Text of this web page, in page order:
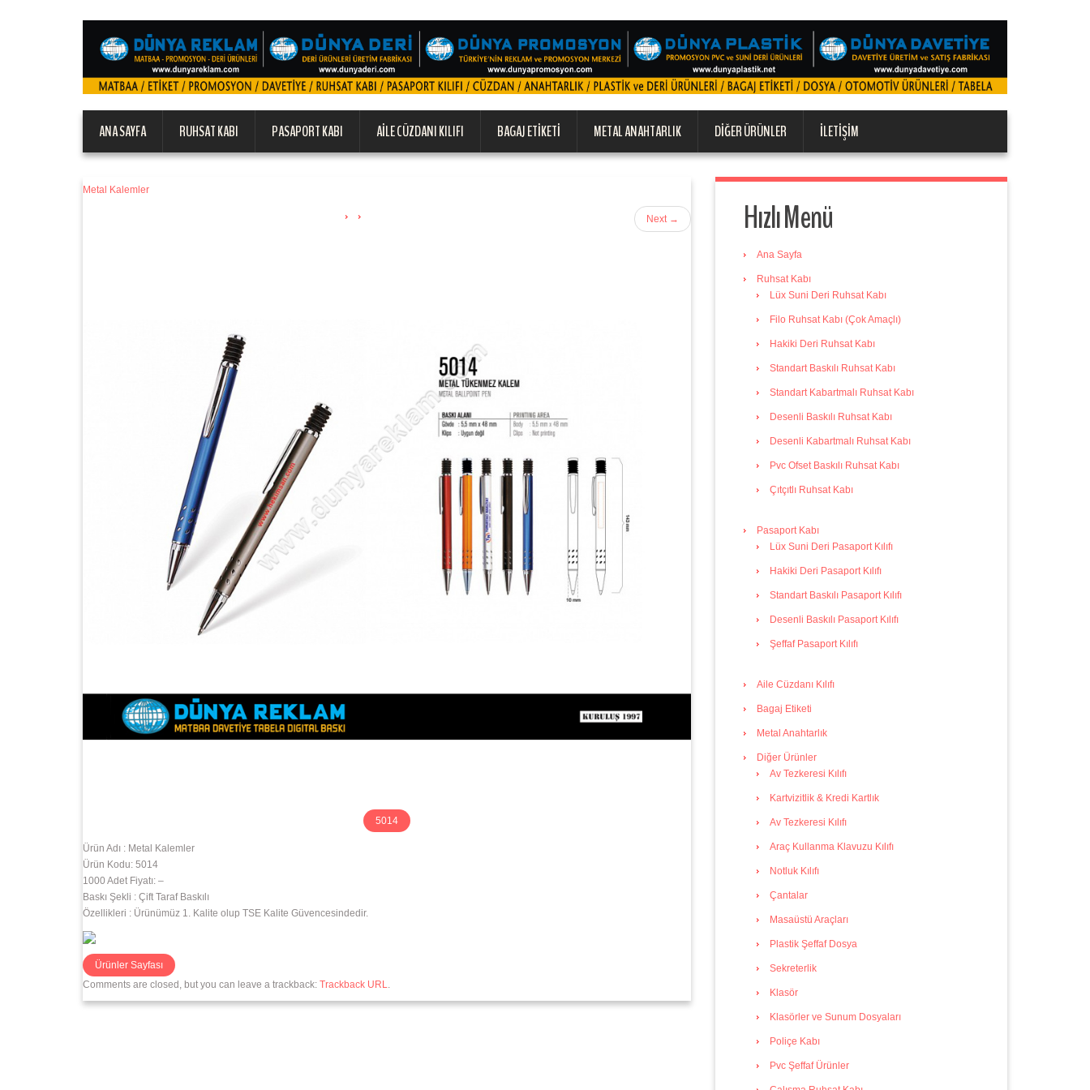
ANA SAYFA RUHSAT KABI PASAPORT KABI AILE CÜZDANI KILIFI BAGAJ ETIKETI METAL ANAHTARLIK DIĞER ÜRÜNLER İLETIŞIM
Metal Kalemler
Next →
Ürün Adı : Metal Kalemler
Ürün Kodu: 5014
1000 Adet Fiyatı: –
Baskı Şekli : Çift Taraf Baskılı
Özellikleri : Ürünümüz 1. Kalite olup TSE Kalite Güvencesindedir.
Comments are closed, but you can leave a trackback: Trackback URL
Hızlı Menü
Ana Sayfa
Ruhsat Kabı
Lüx Suni Deri Ruhsat Kabı
Filo Ruhsat Kabı (Çok Amaçlı)
Hakiki Deri Ruhsat Kabı
Standart Baskılı Ruhsat Kabı
Standart Kabartmalı Ruhsat Kabı
Desenli Baskılı Ruhsat Kabı
Desenli Kabartmalı Ruhsat Kabı
Pvc Ofset Baskılı Ruhsat Kabı
Çıtçıtlı Ruhsat Kabı
Pasaport Kabı
Lüx Suni Deri Pasaport Kılıfı
Hakiki Deri Pasaport Kılıfı
Standart Baskılı Pasaport Kılıfı
Desenli Baskılı Pasaport Kılıfı
Şeffaf Pasaport Kılıfı
Aile Cüzdanı Kılıfı
Bagaj Etiketi
Metal Anahtarlık
Diğer Ürünler
Av Tezkeresi Kılıfı
Kartvizitlik & Kredi Kartlık
Av Tezkeresi Kılıfı
Araç Kullanma Klavuzu Kılıfı
Notluk Kılıfı
Çantalar
Masaüstü Araçları
Plastik Şeffaf Dosya
Sekreterlik
Klasör
Klasörler ve Sunum Dosyaları
Poliçe Kabı
Pvc Şeffaf Ürünler